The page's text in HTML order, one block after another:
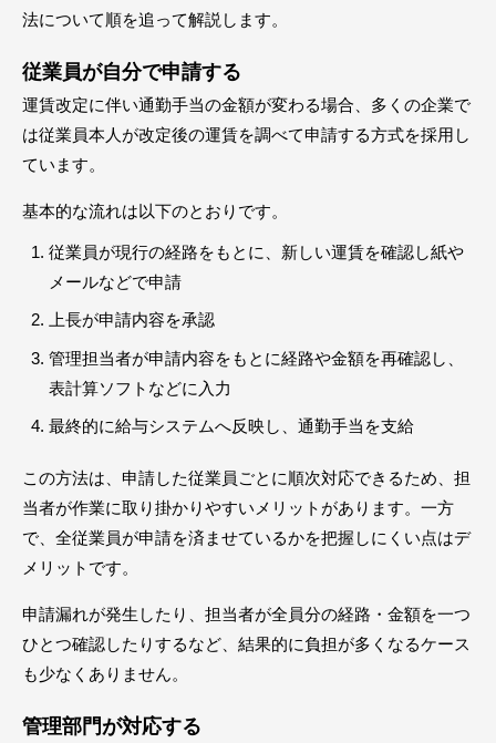
法について順を追って解説します。
従業員が自分で申請する
運賃改定に伴い通勤手当の金額が変わる場合、多くの企業で
は従業員本人が改定後の運賃を調べて申請する方式を採用し
ています。
基本的な流れは以下のとおりです。
従業員が現行の経路をもとに、新しい運賃を確認し紙や
メールなどで申請
上長が申請内容を承認
管理担当者が申請内容をもとに経路や金額を再確認し、
表計算ソフトなどに入力
最終的に給与システムへ反映し、通勤手当を支給
この方法は、申請した従業員ごとに順次対応できるため、担
当者が作業に取り掛かりやすいメリットがあります。一方
で、全従業員が申請を済ませているかを把握しにくい点はデ
メリットです。
申請漏れが発生したり、担当者が全員分の経路・金額を一つ
ひとつ確認したりするなど、結果的に負担が多くなるケース
も少なくありません。
管理部門が対応する